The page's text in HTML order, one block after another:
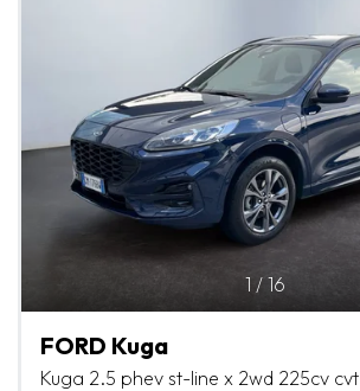
1 / 16
FORD Kuga
Kuga 2.5 phev st-line x 2wd 225cv cvt